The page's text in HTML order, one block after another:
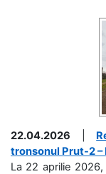
22.04.2026
tronsonul Prut-2 –
La 22 aprilie